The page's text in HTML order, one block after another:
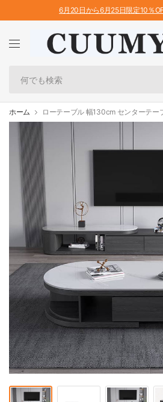
6月20日から6月25日限定10％
ホーム ローテーブル 幅130cm センターテ